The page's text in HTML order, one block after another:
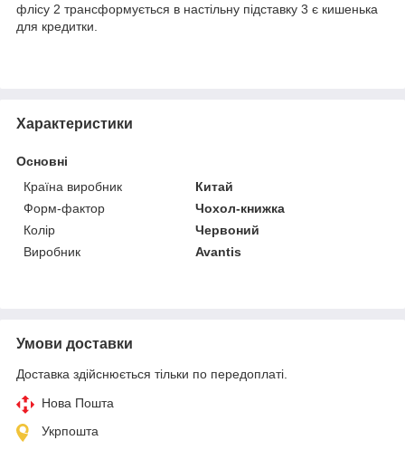
флісу 2 трансформується в настільну підставку 3 є кишенька
для кредитки.
Характеристики
Основні
Країна виробник
Китай
Форм-фактор
Чохол-книжка
Колір
Червоний
Виробник
Avantis
Умови доставки
Доставка здійснюється тільки по передоплаті.
Нова Пошта
Укрпошта